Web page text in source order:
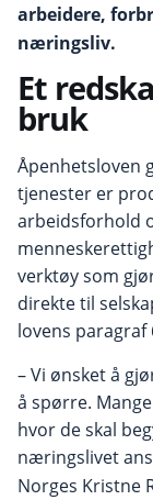
arbeidere,
næringsliv.
Et
bruk
Åpenhetsloven
tjenester er
arbeidsforhold
verktøy som
direkte til
lovens
– Vi ønsket å
å spørre.
hvor de skal
næringslivet
Norges Kristne